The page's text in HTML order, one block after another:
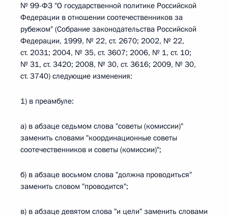
№ 99-ФЗ "О государственной политике Российской
Федерации в отношении соотечественников за
рубежом" (Собрание законодательства Российской
Федерации, 1999, № 22, ст. 2670; 2002, № 22,
ст. 2031; 2004, № 35, ст. 3607; 2006, № 1, ст. 10;
№ 31, ст. 3420; 2008, № 30, ст. 3616; 2009, № 30,
ст. 3740) следующие изменения:
1) в преамбуле:
а) в абзаце седьмом слова "советы (комиссии)"
заменить словами "координационные советы
соотечественников и советы (комиссии)";
б) в абзаце восьмом слова "должна проводиться"
заменить словом "проводится";
в) в абзаце девятом слова "и цели" заменить словами